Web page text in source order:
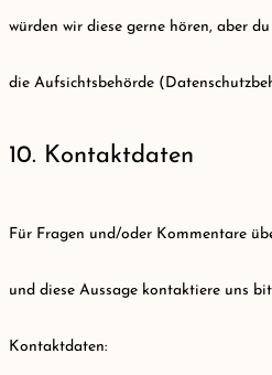
würden wir diese gerne hören, aber
die Aufsichtsbehörde
10. Kontaktdaten
Für Fragen und/oder Kommentare
und diese Aussage kontaktiere uns
Kontaktdaten: